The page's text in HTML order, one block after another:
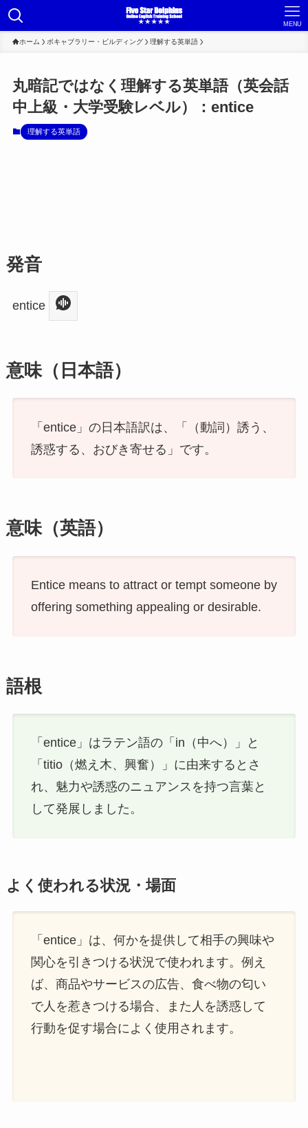
MENU
ホーム ボキャブラリー・ビルディング 理解する英単語
丸暗記ではなく理解する英単語（英会話
中上級・大学受験レベル）：entice
理解する英単語
発音
entice
意味（日本語）
「entice」の日本語訳は、「（動詞）誘う、
誘惑する、おびき寄せる」です。
意味（英語）
Entice means to attract or tempt someone by
offering something appealing or desirable.
語根
「entice」はラテン語の「in（中へ）」と
「titio（燃え木、興奮）」に由来するとさ
れ、魅力や誘惑のニュアンスを持つ言葉と
して発展しました。
よく使われる状況・場面
「entice」は、何かを提供して相手の興味や
関心を引きつける状況で使われます。例え
ば、商品やサービスの広告、食べ物の匂い
で人を惹きつける場合、また人を誘惑して
行動を促す場合によく使用されます。